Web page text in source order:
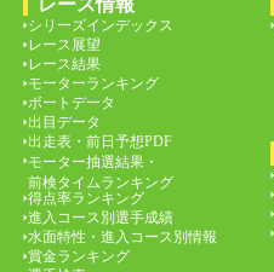
シリーズインデックス
レース展望
レース結果
モーターランキング
ボートデータ
出目データ
出走表・前日予想PDF
モーター抽選結果・
前検タイムランキング
得点率ランキング
進入コース別選手成績
水面特性・進入コース別情報
賞金ランキング